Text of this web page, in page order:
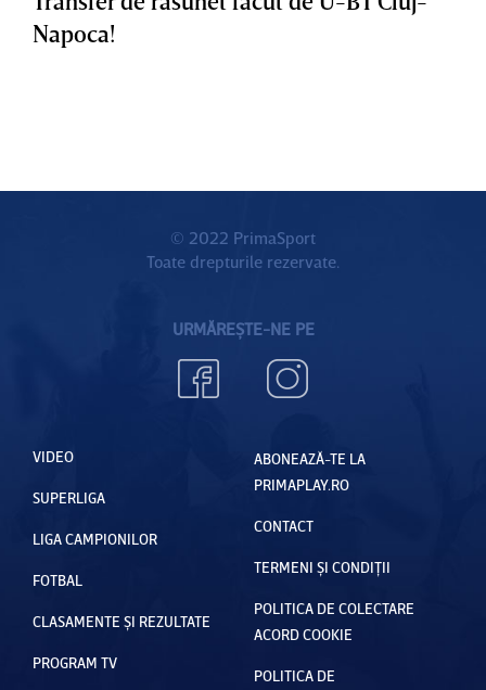
Napoca!
© 2022 PrimaSport
Toate drepturile rezervate.
URMĂREȘTE-NE PE
VIDEO
SUPERLIGA
LIGA CAMPIONILOR
FOTBAL
CLASAMENTE ȘI REZULTATE
PROGRAM TV
ABONEAZĂ-TE LA
PRIMAPLAY.RO
CONTACT
TERMENI ȘI CONDIȚII
POLITICA DE COLECTARE
ACORD COOKIE
POLITICA DE